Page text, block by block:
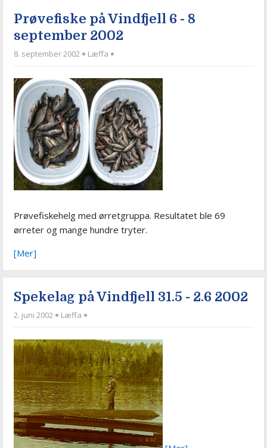
Prøvefiske på Vindfjell 6 - 8
september 2002
8. september 2002 Læffa
Prøvefiskehelg med ørretgruppa. Resultatet ble 69
ørreter og mange hundre tryter.
[Mer]
Spekelag på Vindfjell 31.5 - 2.6 2002
2. juni 2002 Læffa